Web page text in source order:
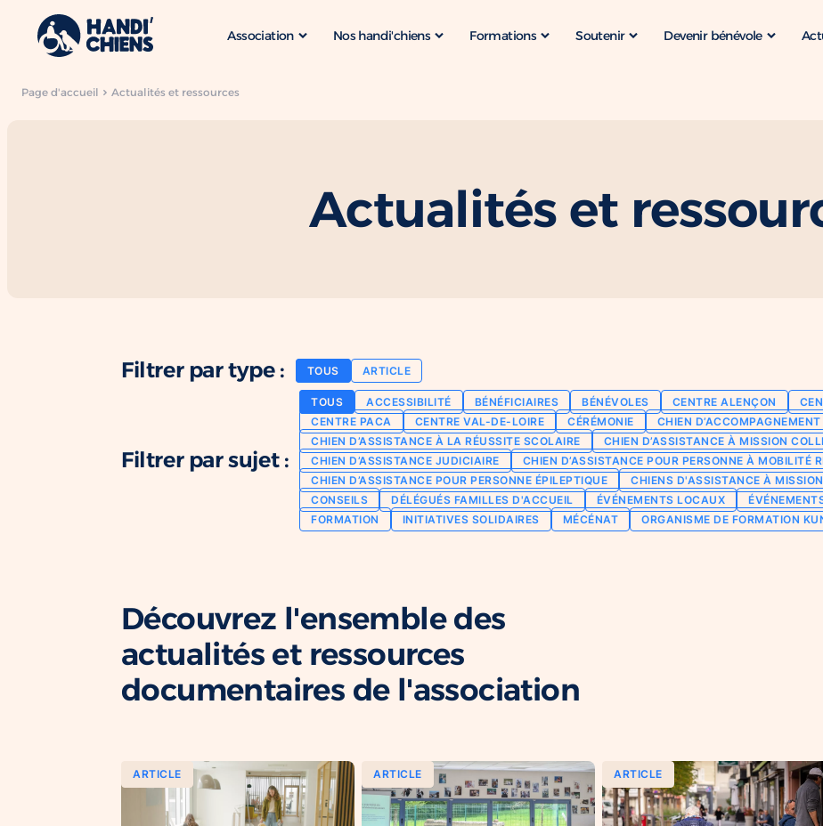
Association Nos handi'chiens Formations Soutenir Devenir bénévole
Page d'accueil Actualités et ressources
Actualités et
Filtrer par type : TOUS ARTICLE
Filtrer par sujet :
TOUS ACCESSIBILITÉ BÉNÉFICIAIRES BÉNÉVOLES CENTRE ALENÇON
CENTRE PACA
CENTRE VAL-DE-LOIRE CÉRÉMONIE
CHIEN
CHIEN D’ASSISTANCE À LA RÉUSSITE SCOLAIRE
CHIEN D’ASSISTANCE À MISSION
CHIEN D’ASSISTANCE JUDICIAIRE
CHIEN D’ASSISTANCE POUR PERSONNE À MOBILITÉ
CHIEN D’ASSISTANCE POUR PERSONNE ÉPILEPTIQUE
CHIENS D'ASSISTANCE À
CONSEILS
DÉLÉGUÉS FAMILLES D'ACCUEIL ÉVÉNEMENTS LOCAUX
FORMATION
INITIATIVES SOLIDAIRES MÉCÉNAT ORGANISME DE FORMATION
Découvrez l'ensemble des
actualités et ressources
documentaires de l'association
ARTICLE ARTICLE ARTICLE